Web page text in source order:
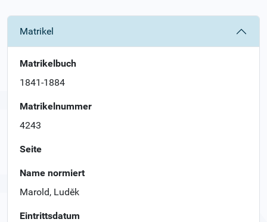
Matrikel
Matrikelbuch
1841-1884
Matrikelnummer
4243
Seite
Name normiert
Marold, Luděk
Eintrittsdatum